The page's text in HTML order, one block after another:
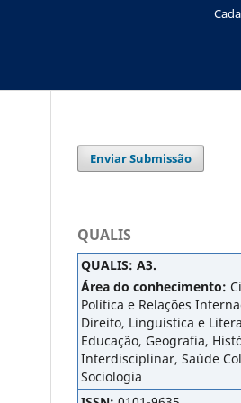
Enviar Submissão
QUALIS
QUALIS: A3.
Área do conhecimento:
Política e Relações
Direito, Linguística e
Educação, Geografia,
Interdisciplinar, Saúde
Sociologia